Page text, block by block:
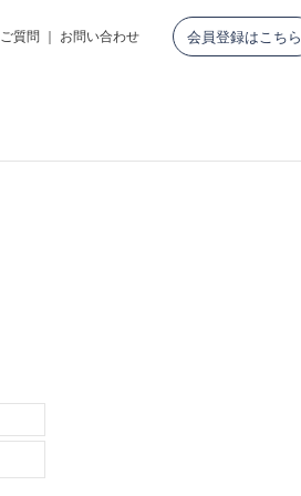
質問 お問い合わせ 会員登録はこちら